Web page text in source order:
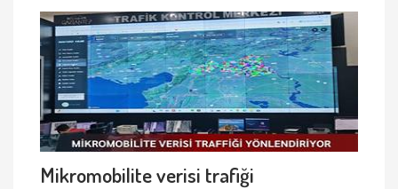
Mikromobilite verisi trafiği